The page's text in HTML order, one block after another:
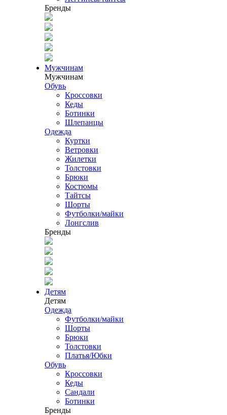
Бренды
Мужчинам
Мужчинам
Обувь
Кроссовки
Кеды
Ботинки
Шлепанцы
Одежда
Куртки
Ветровки
Жилетки
Толстовки
Брюки
Костюмы
Тайтсы
Шорты
Футболки/майки
Лонгслив
Бренды
Детям
Детям
Одежда
Футболки/майки
Шорты
Брюки
Толстовки
Платья/Юбки
Обувь
Кроссовки
Кеды
Сандали
Ботинки
Бренды